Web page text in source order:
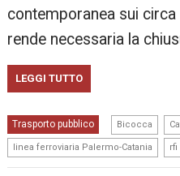
contemporanea sui
rende necessaria la
LEGGI TUTTO
Trasporto pubblico Bicocca
linea ferroviaria Palermo-Catania rfi